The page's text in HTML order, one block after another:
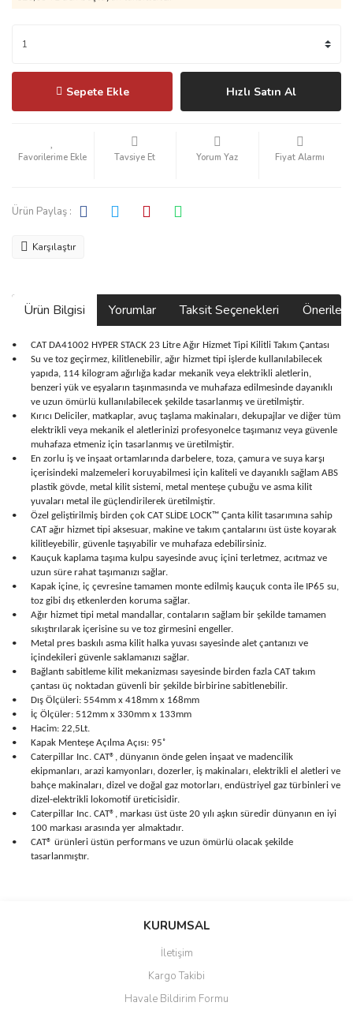
Sepete Ekle Hızlı Satın Al
Tavsiye Et Yorum Yaz Fiyat Alarmı
Ürün Paylaş :
Karşılaştır
Ürün Bilgisi Yorumlar Taksit Seçenekleri
•
CAT DA41002 HYPER STACK 23 Litre Ağır Hizmet Tipi Kilitli Takım Çantası
•
Su ve toz geçirmez, kilitlenebilir, ağır hizmet tipi işlerde kullanılabilecek
yapıda, 114 kilogram ağırlığa kadar mekanik veya elektrikli aletlerin,
benzeri yük ve eşyaların taşınmasında ve muhafaza edilmesinde dayanıklı
ve uzun ömürlü kullanılabilecek şekilde tasarlanmış ve üretilmiştir.
•
Kırıcı Deliciler, matkaplar, avuç taşlama makinaları, dekupajlar ve diğer tüm
elektrikli veya mekanik el aletlerinizi profesyonelce taşımanız veya güvenle
muhafaza etmeniz için tasarlanmış ve üretilmiştir.
•
En zorlu iş ve inşaat ortamlarında darbelere, toza, çamura ve suya karşı
içerisindeki malzemeleri koruyabilmesi için kaliteli ve dayanıklı sağlam ABS
plastik gövde, metal kilit sistemi, metal menteşe çubuğu ve asma kilit
yuvaları metal ile güçlendirilerek üretilmiştir.
•
Özel geliştirilmiş birden çok CAT SLİDE LOCK™ Çanta kilit tasarımına sahip
CAT ağır hizmet tipi aksesuar, makine ve takım çantalarını üst üste koyarak
kilitleyebilir, güvenle taşıyabilir ve muhafaza edebilirsiniz.
•
Kauçuk kaplama taşıma kulpu sayesinde avuç içini terletmez, acıtmaz ve
uzun süre rahat taşımanızı sağlar.
•
Kapak içine, iç çevresine tamamen monte edilmiş kauçuk conta ile IP65 su,
toz gibi dış etkenlerden koruma sağlar.
•
Ağır hizmet tipi metal mandallar, contaların sağlam bir şekilde tamamen
sıkıştırılarak içerisine su ve toz girmesini engeller.
•
Metal pres baskılı asma kilit halka yuvası sayesinde alet çantanızı ve
içindekileri güvenle saklamanızı sağlar.
•
Bağlantı sabitleme kilit mekanizması sayesinde birden fazla CAT takım
çantası üç noktadan güvenli bir şekilde birbirine sabitlenebilir.
•
Dış Ölçüleri: 554mm x 418mm x 168mm
•
İç Ölçüler: 512mm x 330mm x 133mm
•
Hacim: 22,5Lt.
•
Kapak Menteşe Açılma Açısı: 95˚
•
Caterpillar Inc. CAT®, dünyanın önde gelen inşaat ve madencilik
ekipmanları, arazi kamyonları, dozerler, iş makinaları, elektrikli el aletleri ve
bahçe makinaları, dizel ve doğal gaz motorları, endüstriyel gaz türbinleri ve
dizel-elektrikli lokomotif üreticisidir.
•
Caterpillar Inc. CAT®, markası üst üste 20 yılı aşkın süredir dünyanın en iyi
100 markası arasında yer almaktadır.
•
CAT® ürünleri üstün performans ve uzun ömürlü olacak şekilde
tasarlanmıştır.
Bu ürüne ilk yorumu siz yapın!
Ürün resmi kalitesiz, bozuk veya görüntülenemiyor.
Ürün açıklamasında eksik bilgiler bulunuyor.
KURUMSAL
İletişim
Kargo Takibi
Havale Bildirim Formu